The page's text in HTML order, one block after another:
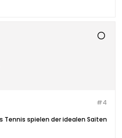
#4
Tennis spielen der idealen Saiten